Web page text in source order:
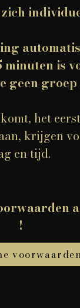
minuten is
geen
het
krijgen
en tijd.
!